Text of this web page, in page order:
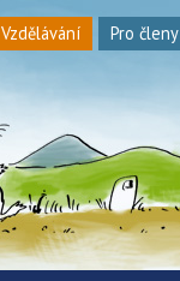
Vzdělávání Pro členy